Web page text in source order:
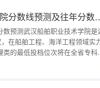
2026年武汉船舶
预测武汉船舶职业技术学院是
在船舶工程、海洋工程领域实
的最低投档位次将在全省专科
船舶工程技术、海洋工程装备